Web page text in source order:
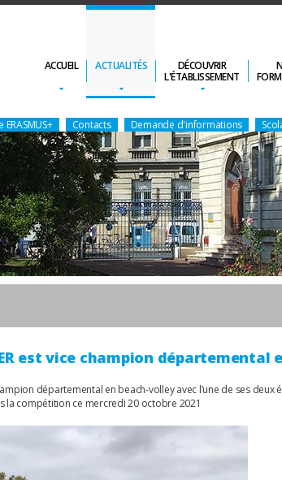
ACCUEIL ACTUALITÉS
DÉCOUVRIR
L'ÉTABLISSEMENT
ERASMUS+ Contacts Demande d'informations
est vice champion départemental
départemental en beach-volley avec l’une de ses deux
la compétition ce mercredi 20 octobre 2021